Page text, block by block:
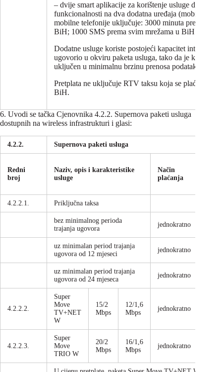
– dvije smart aplikacije za korištenje usluge
funkcionalnosti na dva dodatna uređaja (mobilni
mobilne telefonije uključuje: 3000 minuta prema
BiH; 1000 SMS prema svim mrežama u BiH i 30
Dodatne usluge koriste postojeći kapacitet internet
ugovorio u okviru paketa usluga, tako da je kapacitet
uključen u minimalnu brzinu prenosa podataka.
Pretplata ne uključuje RTV taksu koja se plaća po
BiH.
6. Uvodi se tačka Cjenovnika 4.2.2. Supernova paketi usluga
dostupnih na wireless infrastrukturi i glasi:
4.2.2. Supernova paketi usluga
Redni
broj
Naziv, opis i karakteristike
usluge
Način
plaćanja
4.2.2.1. Priključna taksa
bez minimalnog perioda
trajanja ugovora
jednokratno
uz minimalan period trajanja
ugovora od 12 mjeseci
jednokratno
uz minimalan period trajanja
ugovora od 24 mjeseca
jednokratno
4.2.2.2.
Super
Move
TV+NET
W
15/2
Mbps
12/1,6
Mbps
jednokratno
4.2.2.3.
Super
Move
TRIO W
20/2
Mbps
16/1,6
Mbps
jednokratno